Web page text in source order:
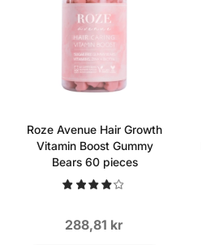
Roze Avenue Hair Growth
Vitamin Boost Gummy
Bears 60 pieces
288,81 kr